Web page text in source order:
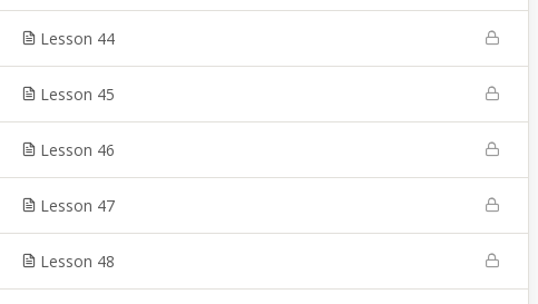
Lesson 44
Lesson 45
Lesson 46
Lesson 47
Lesson 48